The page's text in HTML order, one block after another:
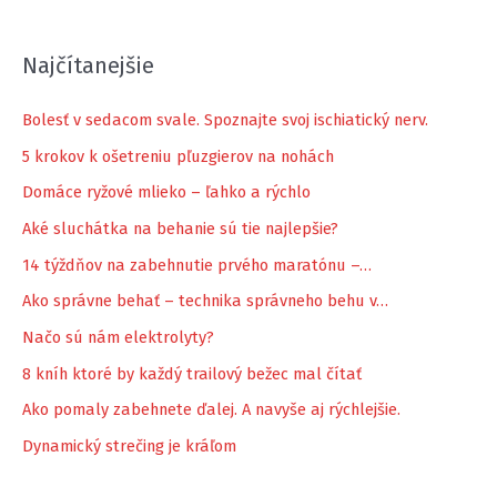
Najčítanejšie
Bolesť v sedacom svale. Spoznajte svoj ischiatický nerv.
5 krokov k ošetreniu pľuzgierov na nohách
Domáce ryžové mlieko – ľahko a rýchlo
Aké sluchátka na behanie sú tie najlepšie?
14 týždňov na zabehnutie prvého maratónu –…
Ako správne behať – technika správneho behu v…
Načo sú nám elektrolyty?
8 kníh ktoré by každý trailový bežec mal čítať
Ako pomaly zabehnete ďalej. A navyše aj rýchlejšie.
Dynamický strečing je kráľom